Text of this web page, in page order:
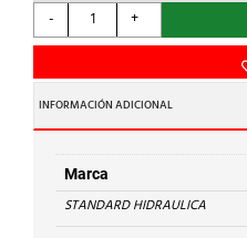
-
STANDARD
HIDRAULICA
REDUCCION
M-
H
243
Cu
28-
22
+
INFORMACIÓN ADICIONAL
Marca
STANDARD HIDRAULICA